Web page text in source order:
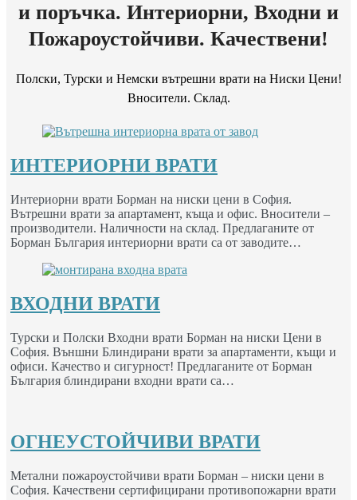
и поръчка. Интериорни, Входни и
Пожароустойчиви. Качествени!
Полски, Турски и Немски вътрешни врати на Ниски Цени!
Вносители. Склад.
ИНТЕРИОРНИ ВРАТИ
Интериорни врати Борман на ниски цени в София.
Вътрешни врати за апартамент, къща и офис. Вносители –
производители. Наличности на склад. Предлаганите от
Борман България интериорни врати са от заводите…
ВХОДНИ ВРАТИ
Турски и Полски Входни врати Борман на ниски Цени в
София. Външни Блиндирани врати за апартаменти, къщи и
офиси. Качество и сигурност! Предлаганите от Борман
България блиндирани входни врати са…
ОГНЕУСТОЙЧИВИ ВРАТИ
Метални пожароустойчиви врати Борман – ниски цени в
София. Качествени сертифицирани противопожарни врати